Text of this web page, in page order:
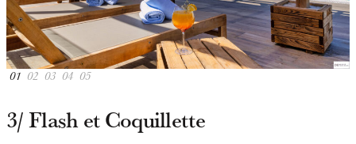
01 02 03 04 05
3/ Flash et Coquillette